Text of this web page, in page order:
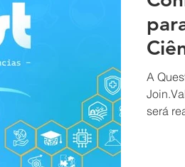
A Quest –
Join.Valle em parceria com o Ágora
será